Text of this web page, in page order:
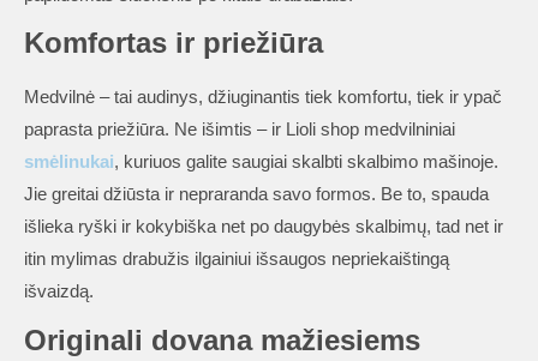
Komfortas ir priežiūra
Medvilnė – tai audinys, džiuginantis tiek komfortu, tiek ir ypač
paprasta priežiūra. Ne išimtis – ir Lioli shop medvilniniai
smėlinukai, kuriuos galite saugiai skalbti skalbimo mašinoje.
Jie greitai džiūsta ir nepraranda savo formos. Be to, spauda
išlieka ryški ir kokybiška net po daugybės skalbimų, tad net ir
itin mylimas drabužis ilgainiui išsaugos nepriekaištingą
išvaizdą.
Originali dovana mažiesiems